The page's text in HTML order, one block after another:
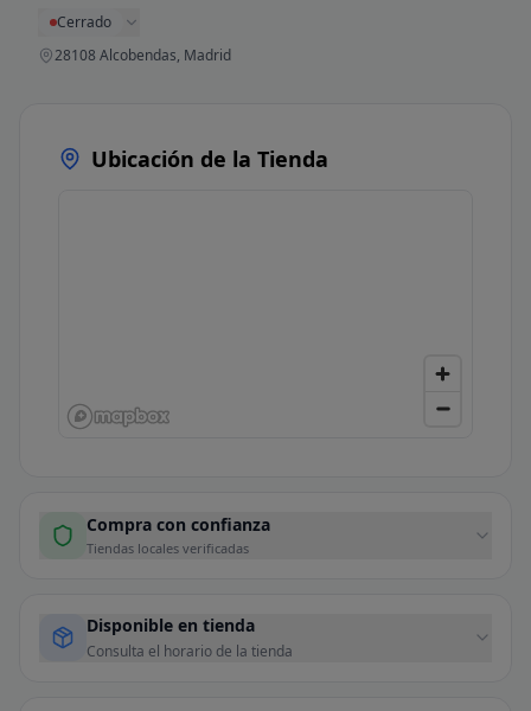
Cerrado
28108 Alcobendas, Madrid
Ubicación de la Tienda
Compra con confianza
Tiendas locales verificadas
Disponible en tienda
Consulta el horario de la tienda